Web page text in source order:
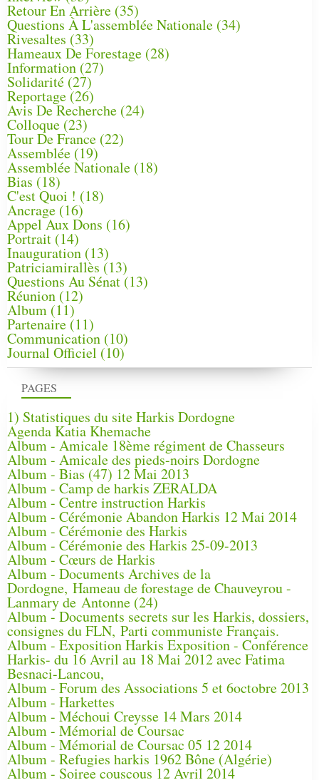
PAGES
1) Statistiques du site Harkis Dordogne
Agenda Katia Khemache
Album - Amicale 18ème régiment de Chasseurs
Album - Amicale des pieds-noirs Dordogne
Album - Bias (47) 12 Mai 2013
Album - Camp de harkis ZERALDA
Album - Centre instruction Harkis
Album - Cérémonie Abandon Harkis 12 Mai 2014
Album - Cérémonie des Harkis
Album - Cérémonie des Harkis 25-09-2013
Album - Cœurs de Harkis
Album - Documents Archives de la
Dordogne, Hameau de forestage de Chauveyrou -
Lanmary de Antonne (24)
Album - Documents secrets sur les Harkis, dossiers,
consignes du FLN, Parti communiste Français.
Album - Exposition Harkis Exposition - Conférence
Harkis- du 16 Avril au 18 Mai 2012 avec Fatima
Besnaci-Lancou,
Album - Forum des Associations 5 et 6octobre 2013
Album - Harkettes
Album - Méchoui Creysse 14 Mars 2014
Album - Mémorial de Coursac
Album - Mémorial de Coursac 05 12 2014
Album - Refugies harkis 1962 Bône (Algérie)
Album - Soiree couscous 12 Avril 2014
Retour En Arrière (35)
Questions À L'assemblée Nationale (34)
Rivesaltes (33)
Hameaux De Forestage (28)
Information (27)
Solidarité (27)
Reportage(26)
Avis De Recherche (24)
Colloque (23)
Tour De France (22)
Assemblée (19)
Assemblée Nationale (18)
Bias (18)
C'est Quoi ! (18)
Ancrage (16)
Appel Aux Dons (16)
Portrait (14)
Inauguration (13)
Patriciamirallès (13)
Questions Au Sénat(13)
Réunion (12)
Album (11)
Partenaire(11)
Communication (10)
Journal Officiel (10)